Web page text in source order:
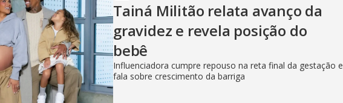
Tainá Militão relata avanço da
gravidez e revela posição do
bebê
Influenciadora cumpre repouso na reta final da gestação e
fala sobre crescimento da barriga